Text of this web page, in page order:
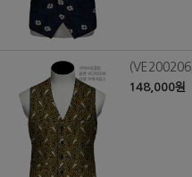
148,000원